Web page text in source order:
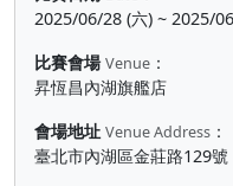
2025/06/28 (六) ~ 2025/
比賽會場 Venue ：
昇恆昌內湖旗艦店
會場地址 Venue Address ：
臺北市內湖區金莊路129號